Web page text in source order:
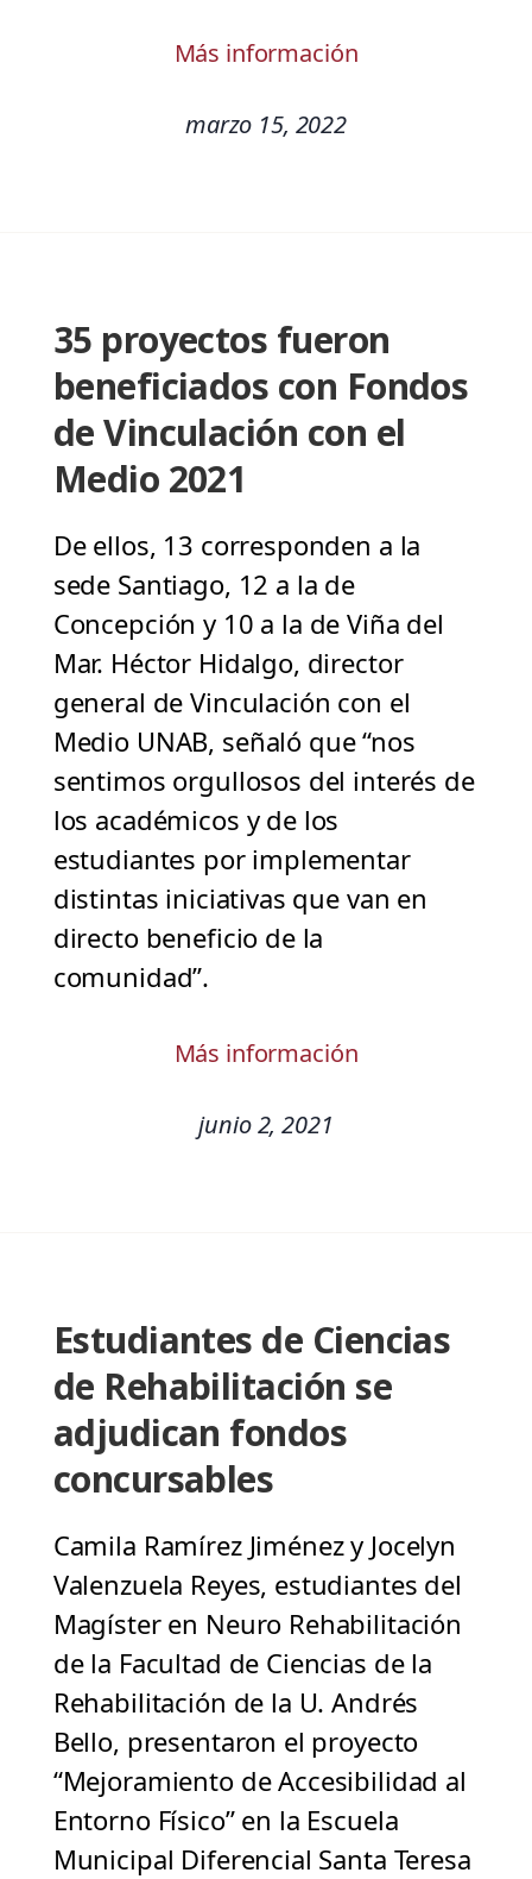
Más información
marzo 15, 2022
35 proyectos fueron
beneficiados con Fondos
de Vinculación con el
Medio 2021
De ellos, 13 corresponden a la
sede Santiago, 12 a la de
Concepción y 10 a la de Viña del
Mar. Héctor Hidalgo, director
general de Vinculación con el
Medio UNAB, señaló que “nos
sentimos orgullosos del interés de
los académicos y de los
estudiantes por implementar
distintas iniciativas que van en
directo beneficio de la
comunidad”.
Más información
junio 2, 2021
Estudiantes de Ciencias
de Rehabilitación se
adjudican fondos
concursables
Camila Ramírez Jiménez y Jocelyn
Valenzuela Reyes, estudiantes del
Magíster en Neuro Rehabilitación
de la Facultad de Ciencias de la
Rehabilitación de la U. Andrés
Bello, presentaron el proyecto
“Mejoramiento de Accesibilidad al
Entorno Físico” en la Escuela
Municipal Diferencial Santa Teresa